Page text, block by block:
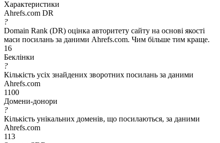
Характеристики
Ahrefs.com DR
?
Domain Rank (DR) оцінка авторитету сайту на основі якості
маси посилань за даними Ahrefs.com. Чим більше тим краще.
16
Беклінки
?
Кількість усіх знайдених зворотних посилань за даними
Ahrefs.com
1100
Домени-донори
?
Кількість унікальних доменів, що посилаються, за даними
Ahrefs.com
113